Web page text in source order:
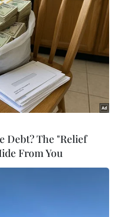
Minh
Debt? The "Relief
From You